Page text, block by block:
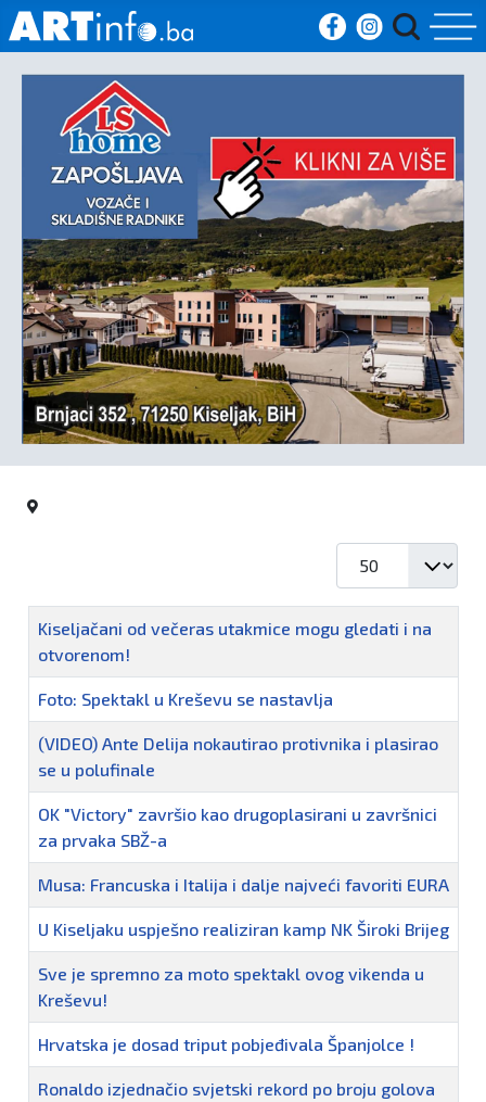
Početna
Vijesti
Sport
Kultura
Crna
kronika
Politika
Naziv
Kiseljačani od večeras utakmice mogu gledati i na
otvorenom!
Foto: Spektakl u Kreševu se nastavlja
(VIDEO) Ante Delija nokautirao protivnika i plasirao
se u polufinale
OK "Victory" završio kao drugoplasirani u završnici
za prvaka SBŽ-a
Musa: Francuska i Italija i dalje najveći favoriti EURA
U Kiseljaku uspješno realiziran kamp NK Široki Brijeg
Sve je spremno za moto spektakl ovog vikenda u
Kreševu!
Hrvatska je dosad triput pobjeđivala Španjolce !
Ronaldo izjednačio svjetski rekord po broju golova